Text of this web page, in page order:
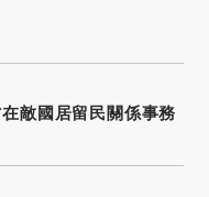
敵國居留民關係事務